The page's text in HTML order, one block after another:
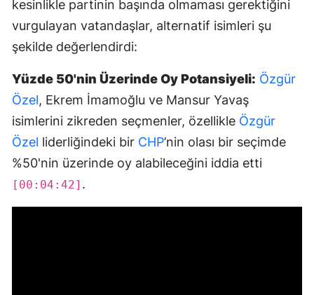
kesinlikle partinin başında olmaması gerektiğini
vurgulayan vatandaşlar, alternatif isimleri şu
şekilde değerlendirdi:
Yüzde 50'nin Üzerinde Oy Potansiyeli: Özgür
Özel, Ekrem İmamoğlu ve Mansur Yavaş
isimlerini zikreden seçmenler, özellikle Özgür
Özel liderliğindeki bir CHP’nin olası bir seçimde
%50'nin üzerinde oy alabileceğini iddia etti
[00:04:42] .